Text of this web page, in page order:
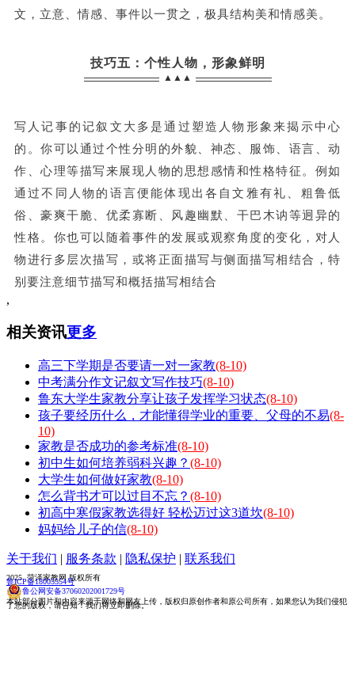
文，立意、情感、事件以一贯之，极具结构美和情感美。
技巧五：个性人物，形象鲜明
▲▲▲
写人记事的记叙文大多是通过塑造人物形象来揭示中心
的。你可以通过个性分明的外貌、神态、服饰、语言、动
作、心理等描写来展现人物的思想感情和性格特征。例如
通过不同人物的语言便能体现出各自文雅有礼、粗鲁低
俗、豪爽干脆、优柔寡断、风趣幽默、干巴木讷等迥异的
性格。你也可以随着事件的发展或观察角度的变化，对人
物进行多层次描写，或将正面描写与侧面描写相结合，特
别要注意细节描写和概括描写相结合
,
相关资讯更多
高三下学期是否要请一对一家教(8-10)
中考满分作文记叙文写作技巧(8-10)
鲁东大学生家教分享让孩子发挥学习状态(8-10)
孩子要经历什么，才能懂得学业的重要、父母的不易(8-
10)
家教是否成功的参考标准(8-10)
初中生如何培养弱科兴趣？ (8-10)
大学生如何做好家教(8-10)
怎么背书才可以过目不忘？ (8-10)
初高中寒假家教选得好 轻松迈过这3道坎(8-10)
妈妈给儿子的信(8-10)
关于我们 | 服务条款 | 隐私保护 | 联系我们
2025 菏泽家教网 版权所有
鲁ICP备18005554号
鲁公网安备37060202001729号
本站部分图片和内容来源于网络和网友上传，版权归原创作者和原公司所有，如果您认为我们侵犯
了您的版权，请告知！我们将立即删除。